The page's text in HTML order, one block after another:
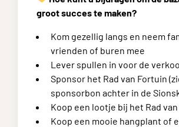
groot succes te maken?
Kom gezellig langs en neem
vrienden of buren mee
Lever spullen in voor de
Sponsor het Rad van Fortuin
sponsorbon achter in de
Koop een lootje bij het Rad
Koop een mooie hangplant of